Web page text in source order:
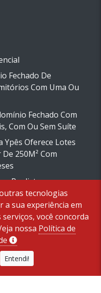
Fechado De
Com Uma Ou
Fechado Com
Com Ou Sem Suíte
Ypês Oferece Lotes
250M² Com
Paulista,
E Mistos
tecnologias
sua experiência em
você concorda
nossa Política de
Entendi!